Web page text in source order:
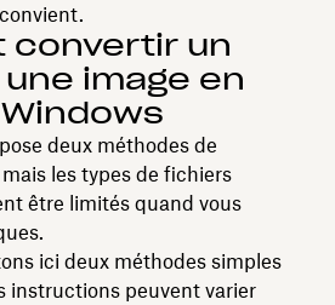
convertir un
image en
deux méthodes de
les types de fichiers
être limités quand vous
ici deux méthodes simples
instructions peuvent varier